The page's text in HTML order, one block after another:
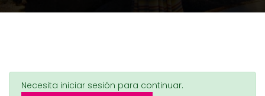
Necesita iniciar sesión para continuar.